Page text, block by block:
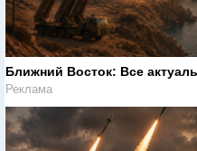
Ближний Восток: Все
Реклама